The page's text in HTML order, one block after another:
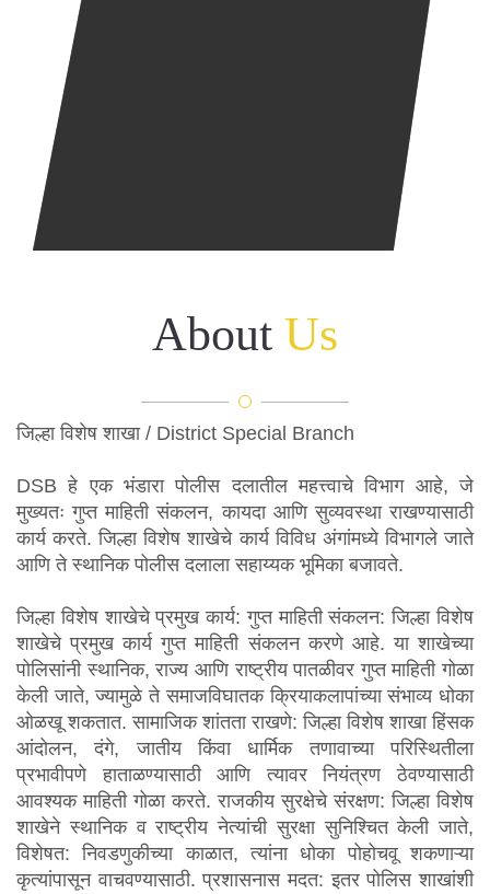
ई-तक्रार करा
नॅशनल सायबर क्राईम रिपोर्टिंग
तुमच्या तक्रारीचा ऑनलाइन मागोवा
घ्या
चक्षु - संशयित फसवणूक आणि
अवांछित व्यावसायिक संप्रेषणाची
तक्रार करा
तुमच्या नावावरील मोबाईल कनेक्शन
जाणून घ्या
हरवलेला / चोरलेला मोबाईल ब्लॉक
करण्याची विनंती
About Us
जिल्हा विशेष शाखा / District Special Branch
DSB हे एक भंडारा पोलीस दलातील महत्त्वाचे विभाग आहे, जे
मुख्यतः गुप्त माहिती संकलन, कायदा आणि सुव्यवस्था राखण्यासाठी
कार्य करते. जिल्हा विशेष शाखेचे कार्य विविध अंगांमध्ये विभागले जाते
आणि ते स्थानिक पोलीस दलाला सहाय्यक भूमिका बजावते.
जिल्हा विशेष शाखेचे प्रमुख कार्य: गुप्त माहिती संकलन: जिल्हा विशेष
शाखेचे प्रमुख कार्य गुप्त माहिती संकलन करणे आहे. या शाखेच्या
पोलिसांनी स्थानिक, राज्य आणि राष्ट्रीय पातळीवर गुप्त माहिती गोळा
केली जाते, ज्यामुळे ते समाजविघातक क्रियाकलापांच्या संभाव्य धोका
ओळखू शकतात. सामाजिक शांतता राखणे: जिल्हा विशेष शाखा हिंसक
आंदोलन, दंगे, जातीय किंवा धार्मिक तणावाच्या परिस्थितीला
प्रभावीपणे हाताळण्यासाठी आणि त्यावर नियंत्रण ठेवण्यासाठी
आवश्यक माहिती गोळा करते. राजकीय सुरक्षेचे संरक्षण: जिल्हा विशेष
शाखेने स्थानिक व राष्ट्रीय नेत्यांची सुरक्षा सुनिश्चित केली जाते,
विशेषत: निवडणुकीच्या काळात, त्यांना धोका पोहोचवू शकणाऱ्या
कृत्यांपासून वाचवण्यासाठी. प्रशासनास मदत: इतर पोलिस शाखांशी